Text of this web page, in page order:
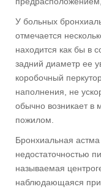
У больных
отмечается
находится как бы в
задний диаметр ее
коробочный
наполнения, не
обычно возникает в
пожилом.
Бронхиальная
недостаточностью
называемая
наблюдающаяся при